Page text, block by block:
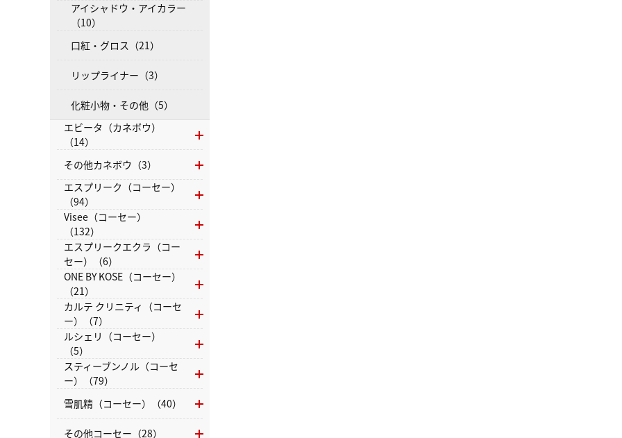
アイシャドウ・アイカラー
（10）
口紅・グロス（21）
リップライナー（3）
化粧小物・その他（5）
エビータ（カネボウ）
（14）
その他カネボウ（3）
エスプリーク（コーセー）
（94）
Visee（コーセー）
（132）
エスプリークエクラ（コー
セー）（6）
ONE BY KOSE（コーセー）
（21）
カルテ クリニティ（コーセ
ー）（7）
ルシェリ（コーセー）
（5）
スティーブンノル（コーセ
ー）（79）
雪肌精（コーセー）（40）
その他コーセー（28）